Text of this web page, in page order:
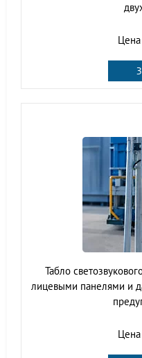
Табло
лицевыми панелями и